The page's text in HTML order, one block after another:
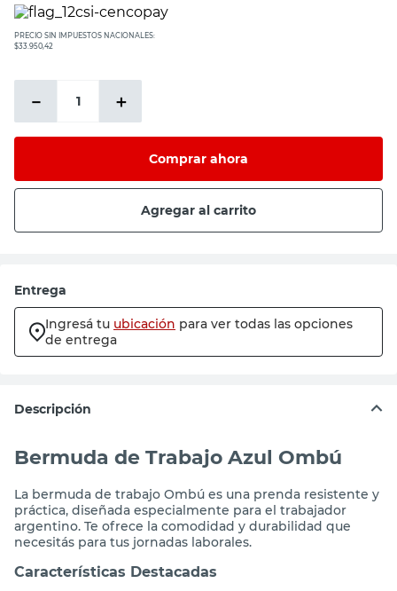
PRECIO SIN IMPUESTOS NACIONALES:
$33.950,42
＋
－
Comprar ahora
Agregar al carrito
Entrega
Ingresá tu ubicación para ver todas las opciones
de entrega
Descripción
Bermuda de Trabajo Azul Ombú
La bermuda de trabajo Ombú es una prenda resistente y
práctica, diseñada especialmente para el trabajador
argentino. Te ofrece la comodidad y durabilidad que
necesitás para tus jornadas laborales.
Características Destacadas